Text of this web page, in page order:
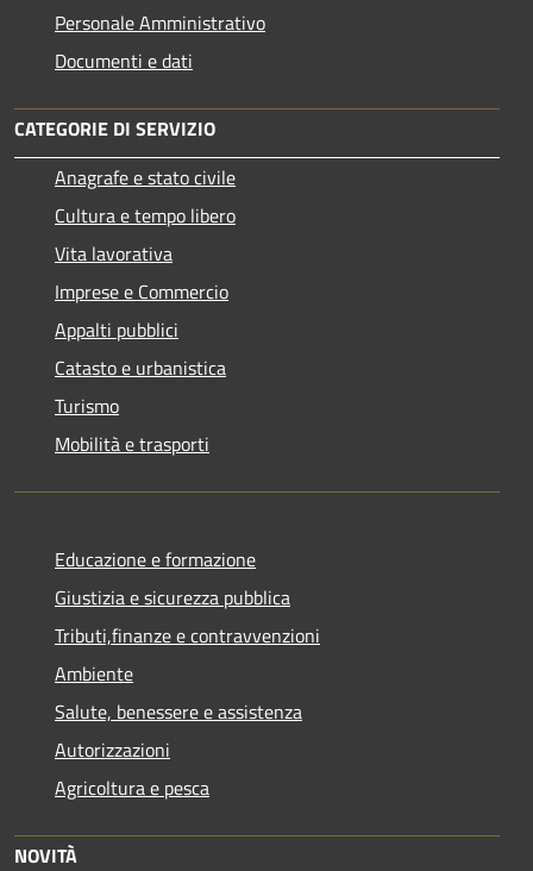
Personale Amministrativo
Documenti e dati
CATEGORIE DI SERVIZIO
Anagrafe e stato civile
Cultura e tempo libero
Vita lavorativa
Imprese e Commercio
Appalti pubblici
Catasto e urbanistica
Turismo
Mobilità e trasporti
Educazione e formazione
Giustizia e sicurezza pubblica
Tributi,finanze e contravvenzioni
Ambiente
Salute, benessere e assistenza
Autorizzazioni
Agricoltura e pesca
NOVITÀ